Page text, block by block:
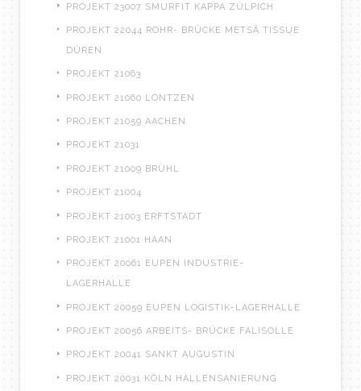
PROJEKT 23007 SMURFIT KAPPA ZÜLPICH
PROJEKT 22044 ROHR- BRÜCKE METSÄ TISSUE
DÜREN
PROJEKT 21063
PROJEKT 21060 LONTZEN
PROJEKT 21059 AACHEN
PROJEKT 21031
PROJEKT 21009 BRÜHL
PROJEKT 21004
PROJEKT 21003 ERFTSTADT
PROJEKT 21001 HAAN
PROJEKT 20061 EUPEN INDUSTRIE-
LAGERHALLE
PROJEKT 20059 EUPEN LOGISTIK-LAGERHALLE
PROJEKT 20056 ARBEITS- BRÜCKE FALISOLLE
PROJEKT 20041 SANKT AUGUSTIN
PROJEKT 20031 KÖLN HALLENSANIERUNG